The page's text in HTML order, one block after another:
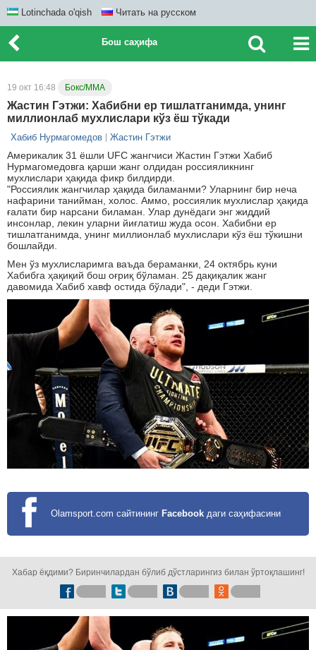
Lotinchada o'qish Читать на русском
Бош саҳифа
19 окт 16:48 Бокс/ММА
Жастин Гэтжи: Хабибни ер тишлатганимда, унинг
миллионлаб мухлислари кўз ёш тўкади
Хабиб Нурмагомедов Жастин Гэтжи
Америкалик 31 ёшли UFC жангчиси Жастин Гэтжи Хабиб
Нурмагомедовга қарши жанг олдидан россияликнинг
мухлислари ҳақида фикр билдирди.
"Россиялик жангчилар ҳақида биламанми? Уларнинг бир неча
нафарини танийман, холос. Аммо, россиялик мухлислар ҳақида
ғалати бир нарсани биламан. Улар дунёдаги энг жиддий
инсонлар, лекин уларни йиғлатиш жуда осон. Хабибни ер
тишлатганимда, унинг миллионлаб мухлислари кўз ёш тўкишни
бошлайди.
Мен ўз мухлисларимга ваъда бераманки, 24 октябрь куни
Хабибга ҳақиқий бош оғриқ бўламан. 25 дақиқалик жанг
давомида Хабиб хавф остида бўлади", - деди Гэтжи.
Olamsport.com сайтининг Facebook даги саҳифасини
Хабар ёқдими? Биринчилардан бўлиб дўстларингиз билан ўртоқлашинг!